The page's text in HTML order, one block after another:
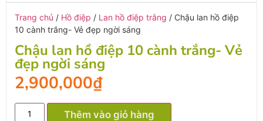
Trang chủ / Hồ điệp / Lan hồ điệp trắng / Chậu lan hồ điệp
10 cành trắng- Vẻ đẹp ngời sáng
Chậu lan hồ điệp 10 cành trắng- Vẻ
đẹp ngời sáng
2,900,000₫
Thêm vào giỏ hàng